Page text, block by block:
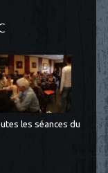
les séances du